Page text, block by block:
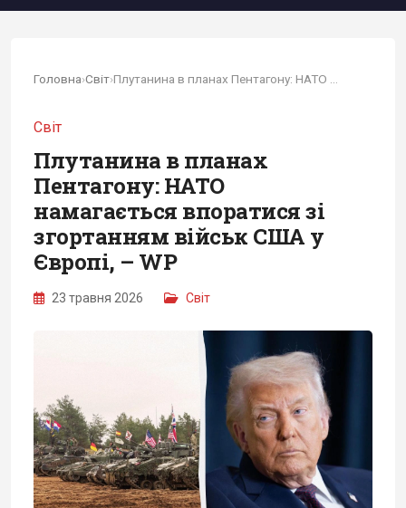
Головна›Світ›
Світ
Плутанина в планах
Пентагону: НАТО
намагається впоратися зі
згортанням військ США у
Європі, – WP
23 травня 2026 Світ